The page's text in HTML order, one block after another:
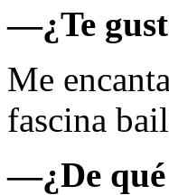
—¿Te
Me
fascina
—¿De